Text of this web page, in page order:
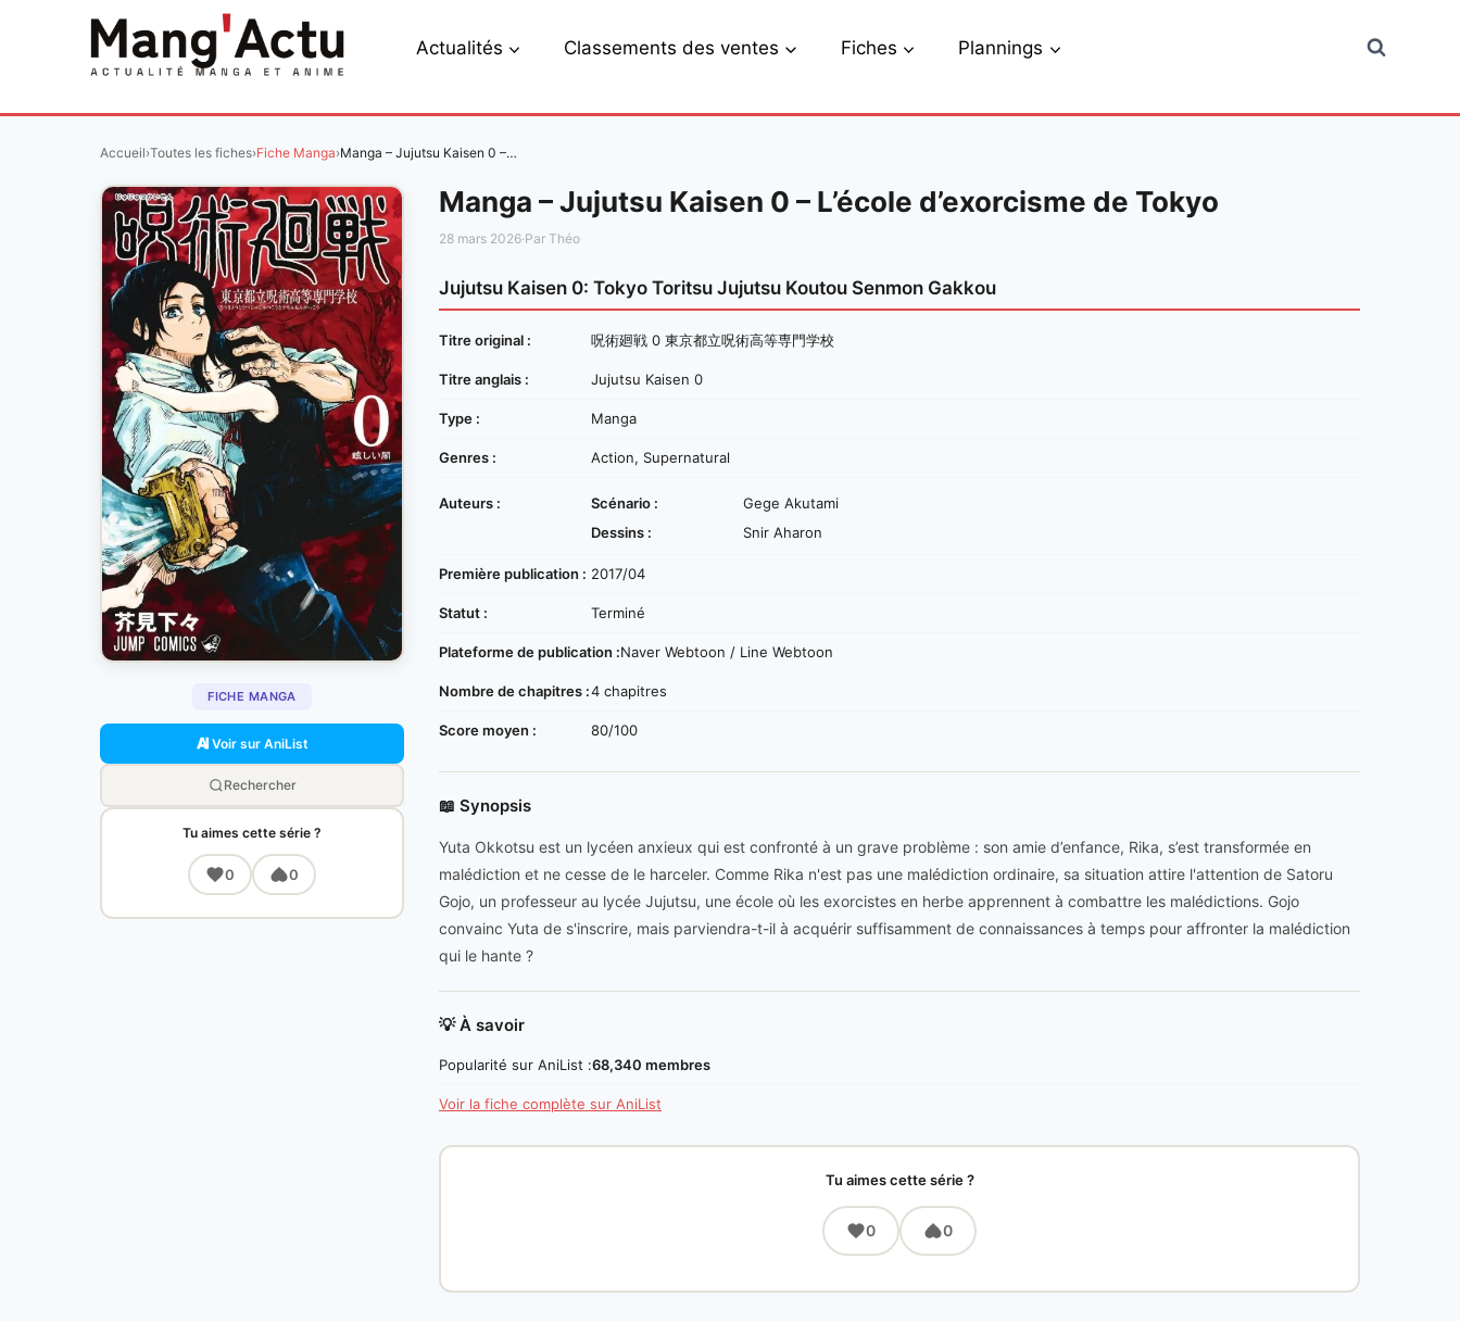
Actualités Classements des ventes Fiches Plannings
Accueil›Toutes les fiches›Fiche Manga›Manga – Jujutsu Kaisen 0 –…
FICHE MANGA
Voir sur AniList
Rechercher
Tu aimes cette série ?
0 0
Manga – Jujutsu Kaisen 0 – L’école d’exorcisme de Tokyo
28 mars 2026·Par Théo
Jujutsu Kaisen 0: Tokyo Toritsu Jujutsu Koutou Senmon Gakkou
Titre original : 呪術廻戦 0 東京都立呪術高等専門学校
Titre anglais : Jujutsu Kaisen 0
Type : Manga
Genres : Action, Supernatural
Auteurs : Scénario :
Gege Akutami
Dessins :
Snir Aharon
Première publication : 2017/04
Statut : Terminé
Plateforme de publication :Naver Webtoon / Line Webtoon
Nombre de chapitres :4 chapitres
Score moyen : 80/100
📖 Synopsis
Yuta Okkotsu est un lycéen anxieux qui est confronté à un grave problème : son amie d’enfance, Rika, s’est transformée en
malédiction et ne cesse de le harceler. Comme Rika n'est pas une malédiction ordinaire, sa situation attire l'attention de Satoru
Gojo, un professeur au lycée Jujutsu, une école où les exorcistes en herbe apprennent à combattre les malédictions. Gojo
convainc Yuta de s'inscrire, mais parviendra-t-il à acquérir suffisamment de connaissances à temps pour affronter la malédiction
qui le hante ?
💡 À savoir
Popularité sur AniList :68,340 membres
Voir la fiche complète sur AniList
Tu aimes cette série ?
0 0